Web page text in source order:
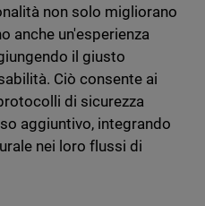
non solo migliorano
anche un'esperienza
il giusto
Ciò consente ai
di sicurezza
aggiuntivo, integrando
nei loro flussi di